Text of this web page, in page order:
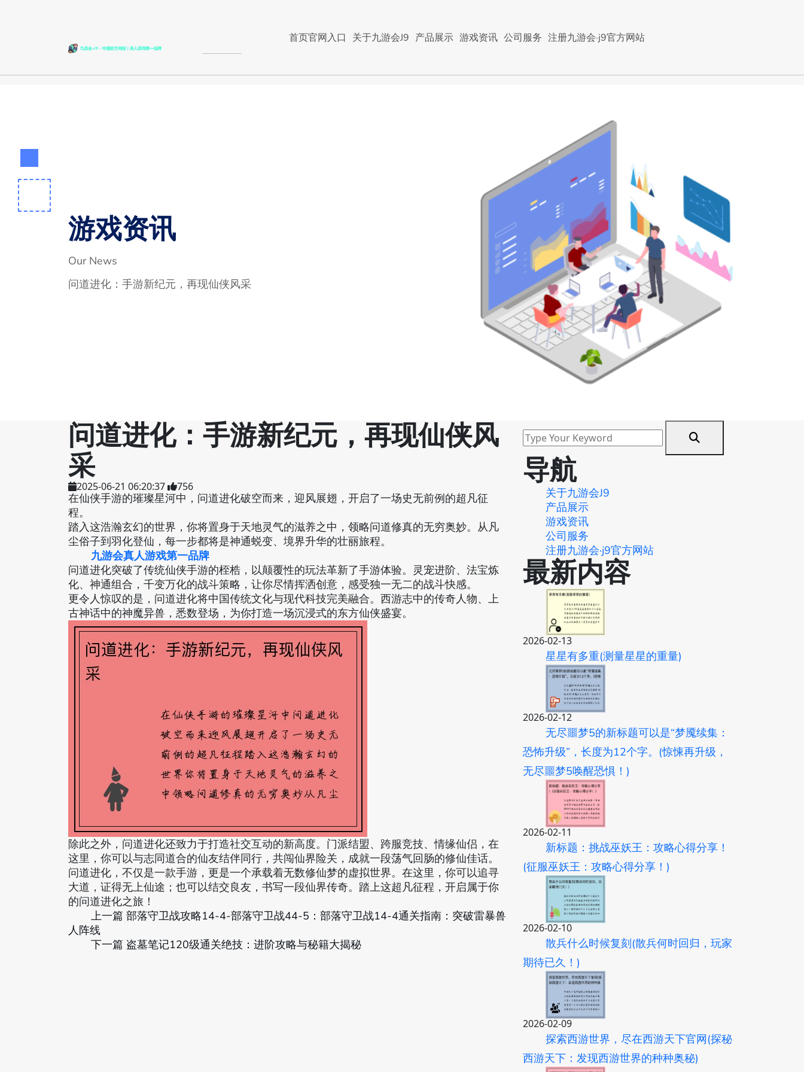
首页官网入口 关于九游会J9 产品展示 游戏资讯 公司服务 注册九游会·j9官方网站
游戏资讯
Our News
问道进化：手游新纪元，再现仙侠风采
问道进化：手游新纪元，再现仙侠风
采
2025-06-21 06:20:37 756
在仙侠手游的璀璨星河中，问道进化破空而来，迎风展翅，开启了一场史无前例的超凡征
程。
踏入这浩瀚玄幻的世界，你将置身于天地灵气的滋养之中，领略问道修真的无穷奥妙。从凡
尘俗子到羽化登仙，每一步都将是神通蜕变、境界升华的壮丽旅程。
九游会真人游戏第一品牌
问道进化突破了传统仙侠手游的桎梏，以颠覆性的玩法革新了手游体验。灵宠进阶、法宝炼
化、神通组合，千变万化的战斗策略，让你尽情挥洒创意，感受独一无二的战斗快感。
更令人惊叹的是，问道进化将中国传统文化与现代科技完美融合。西游志中的传奇人物、上
古神话中的神魔异兽，悉数登场，为你打造一场沉浸式的东方仙侠盛宴。
除此之外，问道进化还致力于打造社交互动的新高度。门派结盟、跨服竞技、情缘仙侣，在
这里，你可以与志同道合的仙友结伴同行，共闯仙界险关，成就一段荡气回肠的修仙佳话。
问道进化，不仅是一款手游，更是一个承载着无数修仙梦的虚拟世界。在这里，你可以追寻
大道，证得无上仙途；也可以结交良友，书写一段仙界传奇。踏上这超凡征程，开启属于你
的问道进化之旅！
上一篇 部落守卫战攻略14-4-部落守卫战44-5：部落守卫战14-4通关指南：突破雷暴兽
人阵线
下一篇 盗墓笔记120级通关绝技：进阶攻略与秘籍大揭秘
导航
关于九游会J9
产品展示
游戏资讯
公司服务
注册九游会·j9官方网站
最新内容
2026-02-13
星星有多重(测量星星的重量)
2026-02-12
无尽噩梦5的新标题可以是“梦魇续集：
恐怖升级”，长度为12个字。(惊悚再升级，
无尽噩梦5唤醒恐惧！)
2026-02-11
新标题：挑战巫妖王：攻略心得分享！
(征服巫妖王：攻略心得分享！)
2026-02-10
散兵什么时候复刻(散兵何时回归，玩家
期待已久！)
2026-02-09
探索西游世界，尽在西游天下官网(探秘
西游天下：发现西游世界的种种奥秘)